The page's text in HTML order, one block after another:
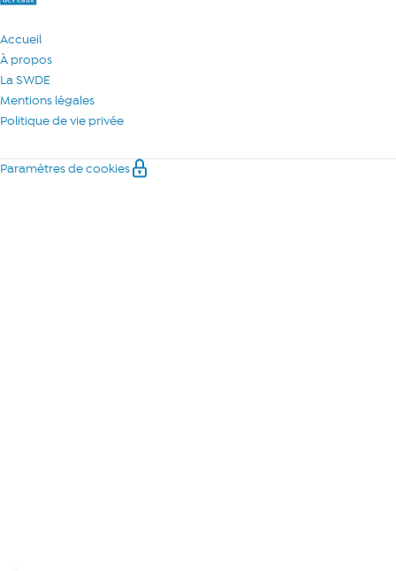
Accueil
À propos
La SWDE
Mentions légales
Politique de vie privée
Paramètres de cookies